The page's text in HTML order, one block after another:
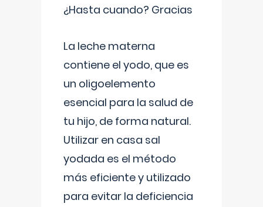
¿Hasta cuando? Gracias
La leche materna
contiene el yodo, que es
un oligoelemento
esencial para la salud de
tu hijo, de forma natural.
Utilizar en casa sal
yodada es el método
más eficiente y utilizado
para evitar la deficiencia